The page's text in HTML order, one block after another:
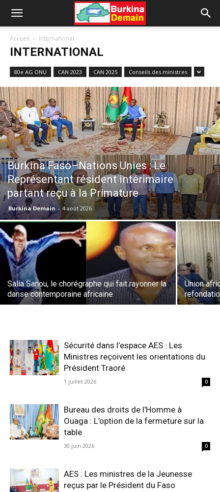
Accueil International
INTERNATIONAL
80e AG ONU CAN 2023 CAN 2025 Conseils des ministres
Burkina Faso–Nations Unies : Le
Représentant résident intérimaire
partant reçu à la Primature
Burkina Demain - 4 août 2026
Salia Sanou, le chorégraphe qui fait rayonner la
danse contemporaine africaine
Union
Sécurité dans l’espace AES : Les
Ministres reçoivent les orientations du
Président Traoré
1 juillet 2026 0
Bureau des droits de l’Homme à
Ouaga : L’option de la fermeture sur la
table
30 juin 2026 0
AES : Les ministres de la Jeunesse
reçus par le Président du Faso